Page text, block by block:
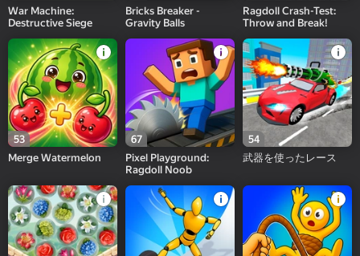
War Machine:
Destructive Siege
Bricks Breaker -
Gravity Balls
Ragdoll Crash-Test:
Throw and Break!
53
Merge Watermelon
67
Pixel Playground:
Ragdoll Noob
54
武器を使ったレース